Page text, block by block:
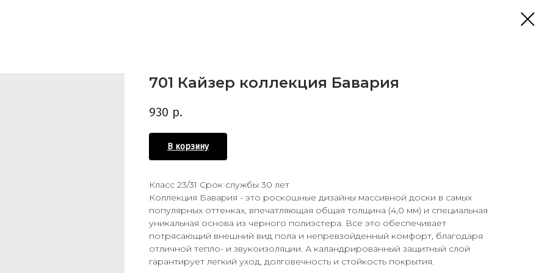
701 Кайзер коллекция Бавария
930 р.
В корзину
Класс 23/31 Срок службы 30 лет
Коллекция Бавария - это роскошные дизайны массивной доски в самых
популярных оттенках, впечатляющая общая толщина (4,0 мм) и специальная
уникальная основа из черного полиэстера. Все это обеспечивает
потрясающий внешний вид пола и непревзойденный комфорт, благодаря
отличной тепло- и звукоизоляции. А каландрированный защитный слой
гарантирует легкий уход, долговечность и стойкость покрытия.